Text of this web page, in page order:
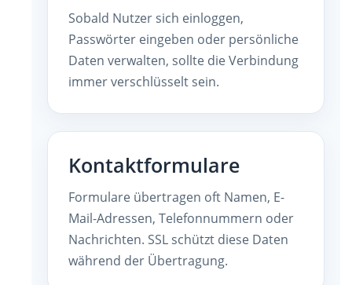
Sobald Nutzer sich einloggen,
Passwörter eingeben oder persönliche
Daten verwalten, sollte die Verbindung
immer verschlüsselt sein.
Kontaktformulare
Formulare übertragen oft Namen, E-
Mail-Adressen, Telefonnummern oder
Nachrichten. SSL schützt diese Daten
während der Übertragung.